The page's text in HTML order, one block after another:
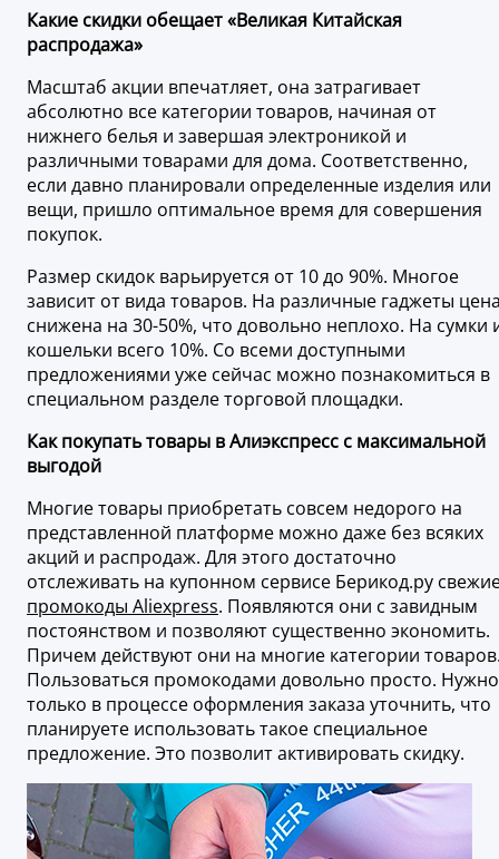
Какие скидки обещает «Великая Китайская
распродажа»
Масштаб акции впечатляет, она затрагивает
абсолютно все категории товаров, начиная от
нижнего белья и завершая электроникой и
различными товарами для дома. Соответственно,
если давно планировали определенные изделия или
вещи, пришло оптимальное время для совершения
покупок.
Размер скидок варьируется от 10 до 90%. Многое
зависит от вида товаров. На различные гаджеты
снижена на 30-50%, что довольно неплохо. На сумки
кошельки всего 10%. Со всеми доступными
предложениями уже сейчас можно познакомиться в
специальном разделе торговой площадки.
Как покупать товары в Алиэкспресс с максимальной
выгодой
Многие товары приобретать совсем недорого на
представленной платформе можно даже без всяких
акций и распродаж. Для этого достаточно
отслеживать на купонном сервисе Берикод.ру
промокоды Aliexpress. Появляются они с завидным
постоянством и позволяют существенно экономить.
Причем действуют они на многие категории
Пользоваться промокодами довольно просто. Нужно
только в процессе оформления заказа уточнить, что
планируете использовать такое специальное
предложение. Это позволит активировать скидку.